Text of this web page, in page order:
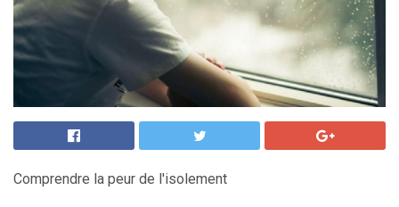
Comprendre la peur de l'isolement